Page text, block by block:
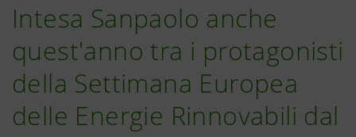
Intesa Sanpaolo anche
quest'anno tra i protagonisti
della Settimana Europea
delle Energie Rinnovabili dal